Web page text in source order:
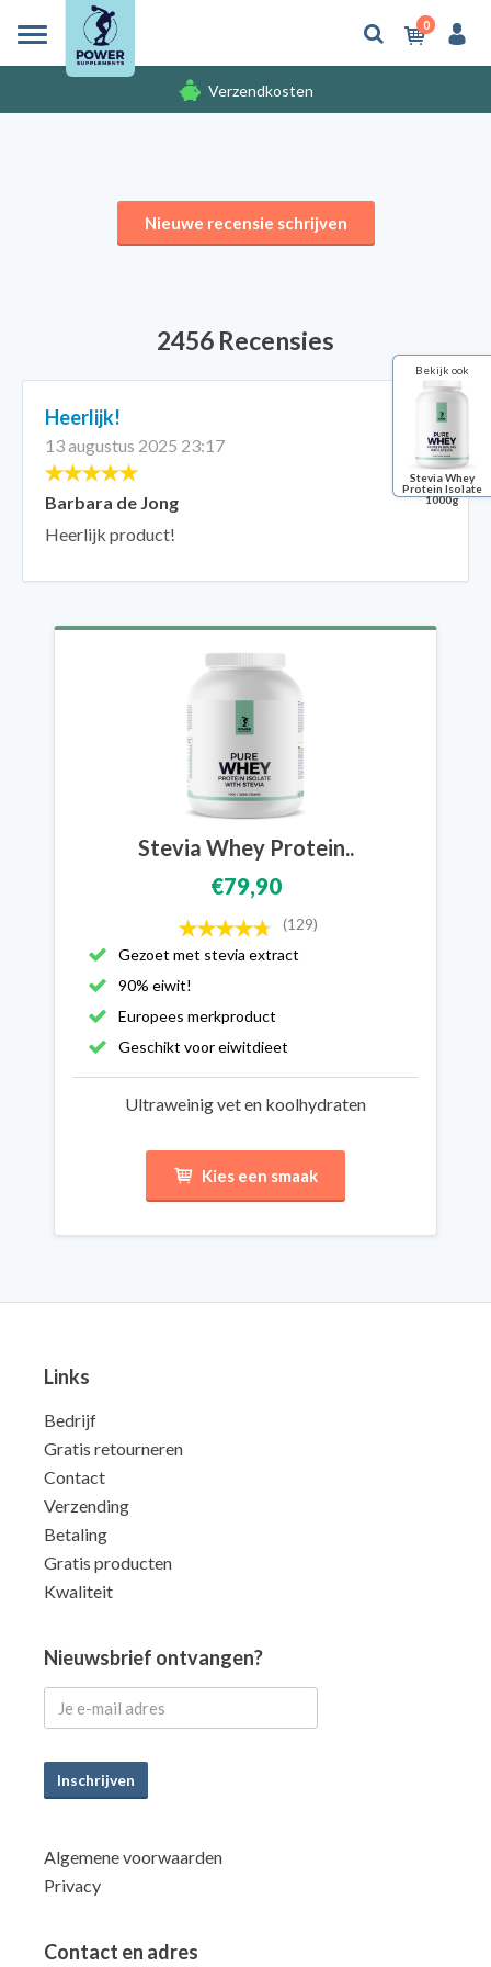
0
Verzendkosten
Nieuwe recensie schrijven
2456 Recensies
Heerlijk!
13 augustus 2025 23:17
Barbara de Jong
Heerlijk product!
Stevia Whey Protein..
€79,90
(129)
Gezoet met stevia extract
90% eiwit!
Europees merkproduct
Geschikt voor eiwitdieet
Ultraweinig vet en koolhydraten
Kies een smaak
Links
Bedrijf
Gratis retourneren
Contact
Verzending
Betaling
Gratis producten
Kwaliteit
Nieuwsbrief ontvangen?
Inschrijven
Algemene voorwaarden
Privacy
Contact en adres
Bekijk ook
Stevia Whey
Protein Isolate
1000g